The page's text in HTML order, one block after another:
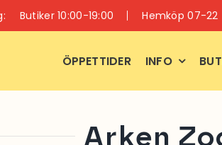
Butiker 10:00-19:00 Hemköp 07-22
ÖPPETTIDER INFO
Arken